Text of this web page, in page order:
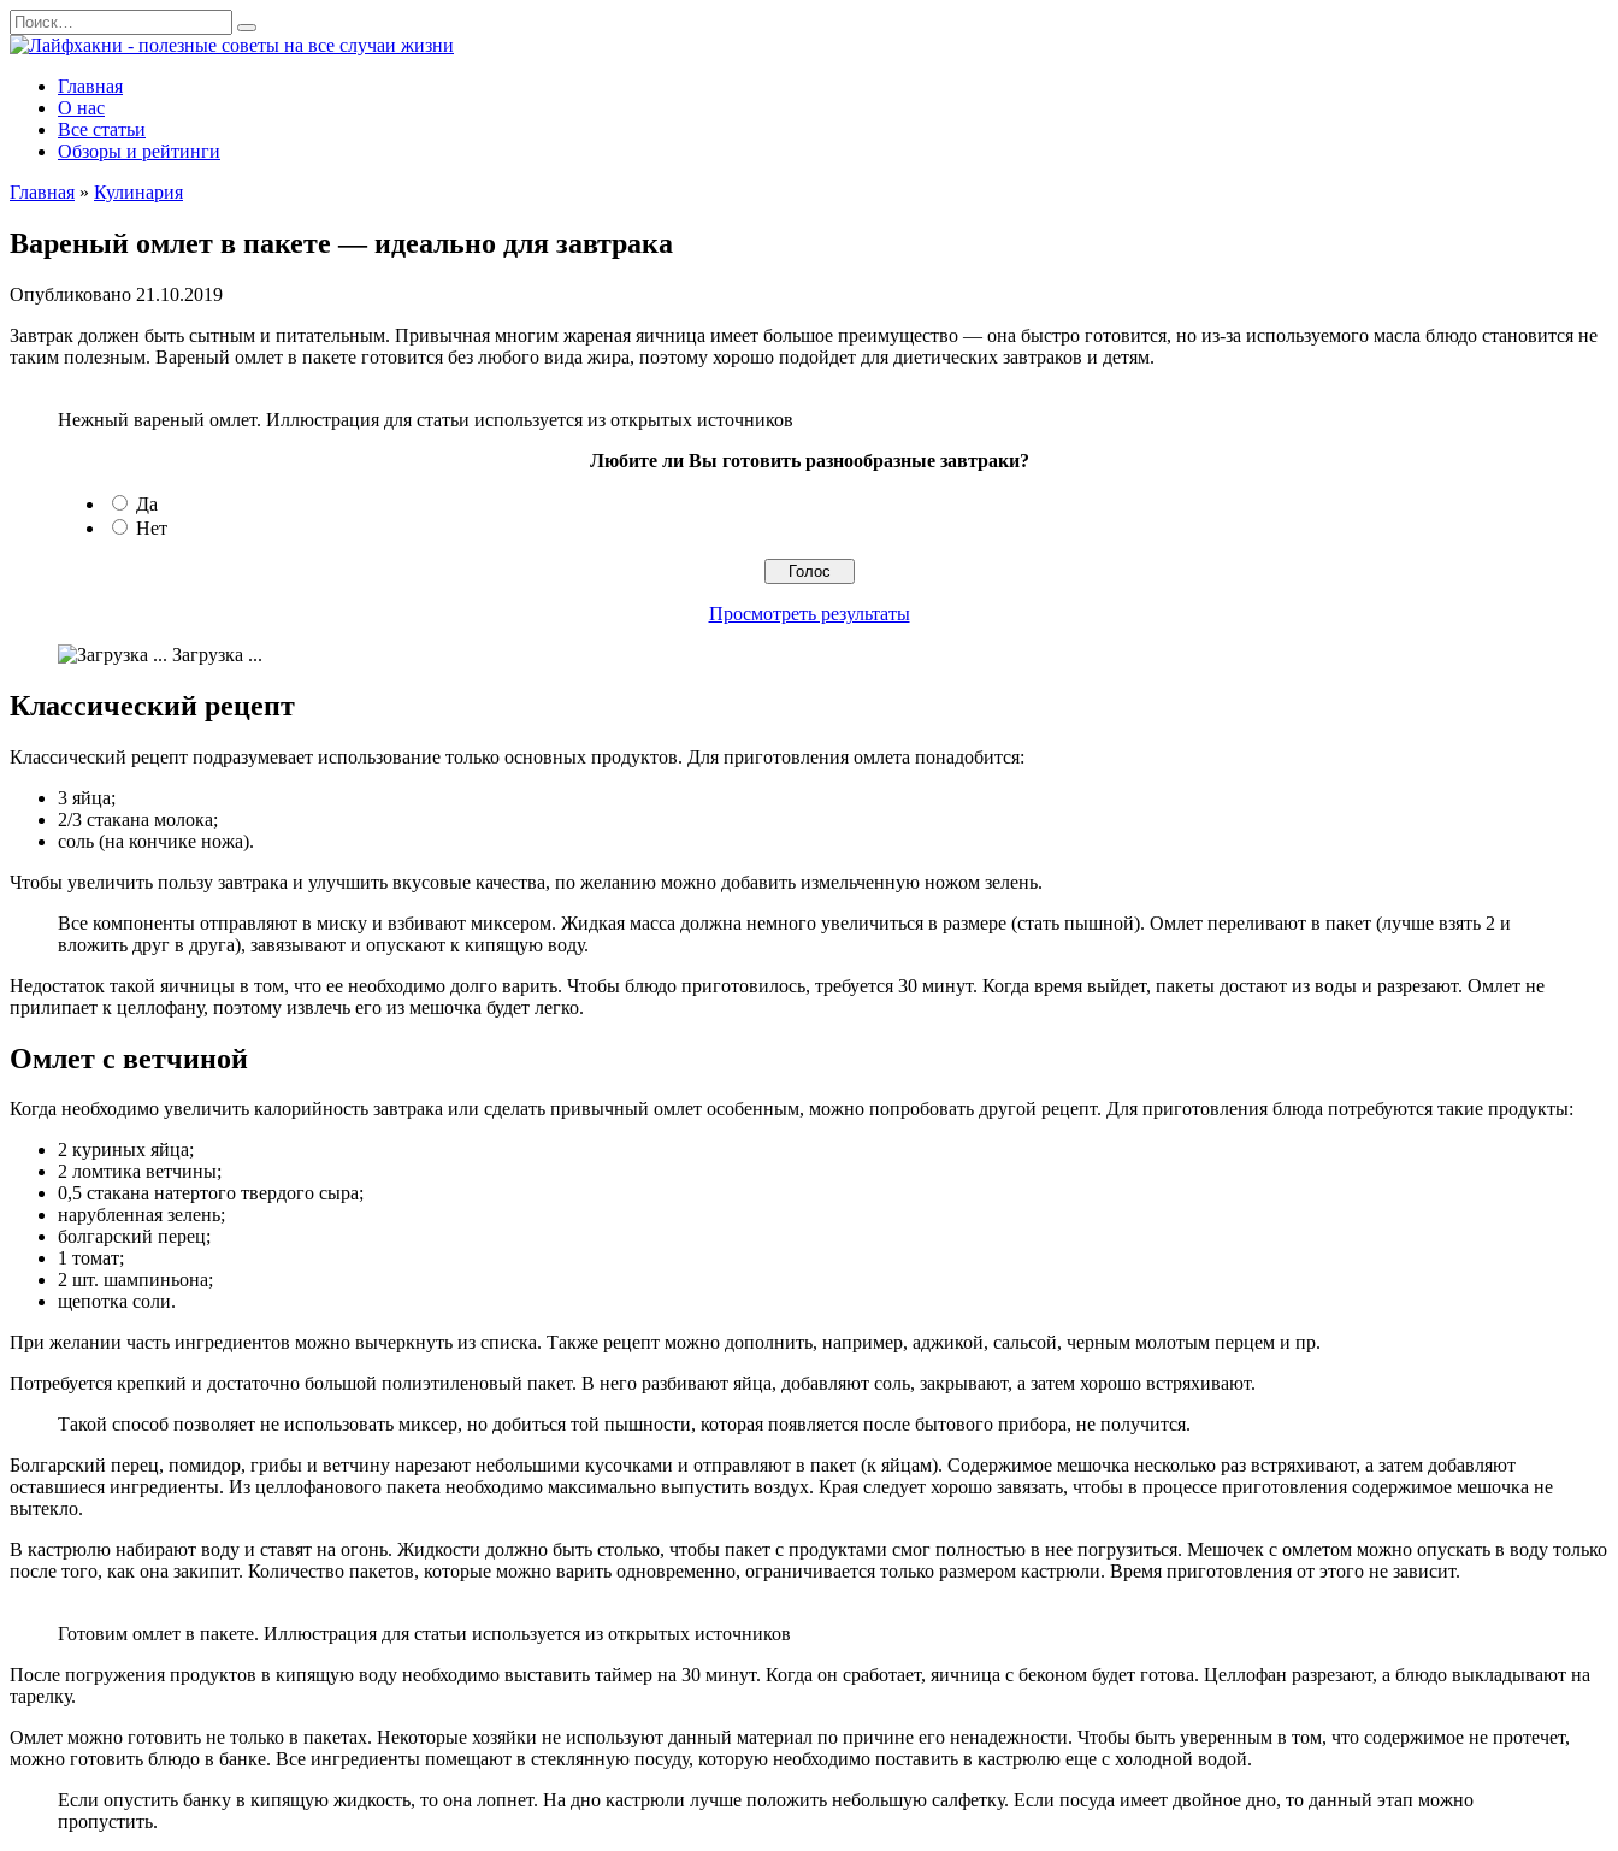
Перейти
к
содержанию
Search
for:
Главная
О нас
Все статьи
Обзоры и рейтинги
Главная » Кулинария
Вареный омлет в пакете — идеально для завтрака
Опубликовано 21.10.2019
Завтрак должен быть сытным и питательным. Привычная многим жареная яичница имеет большое преимущество — она быстро готовится, но из-за используемого масла блюдо становится не
таким полезным. Вареный омлет в пакете готовится без любого вида жира, поэтому хорошо подойдет для диетических завтраков и детям.
Нежный вареный омлет. Иллюстрация для статьи используется из открытых источников
Любите ли Вы готовить разнообразные завтраки?
Да
Нет
Просмотреть результаты
Загрузка ...
Классический рецепт
Классический рецепт подразумевает использование только основных продуктов. Для приготовления омлета понадобится:
3 яйца;
2/3 стакана молока;
соль (на кончике ножа).
Чтобы увеличить пользу завтрака и улучшить вкусовые качества, по желанию можно добавить измельченную ножом зелень.
Все компоненты отправляют в миску и взбивают миксером. Жидкая масса должна немного увеличиться в размере (стать пышной). Омлет переливают в пакет (лучше взять 2 и
вложить друг в друга), завязывают и опускают к кипящую воду.
Недостаток такой яичницы в том, что ее необходимо долго варить. Чтобы блюдо приготовилось, требуется 30 минут. Когда время выйдет, пакеты достают из воды и разрезают. Омлет не
прилипает к целлофану, поэтому извлечь его из мешочка будет легко.
Омлет с ветчиной
Когда необходимо увеличить калорийность завтрака или сделать привычный омлет особенным, можно попробовать другой рецепт. Для приготовления блюда потребуются такие продукты:
2 куриных яйца;
2 ломтика ветчины;
0,5 стакана натертого твердого сыра;
нарубленная зелень;
болгарский перец;
1 томат;
2 шт. шампиньона;
щепотка соли.
При желании часть ингредиентов можно вычеркнуть из списка. Также рецепт можно дополнить, например, аджикой, сальсой, черным молотым перцем и пр.
Потребуется крепкий и достаточно большой полиэтиленовый пакет. В него разбивают яйца, добавляют соль, закрывают, а затем хорошо встряхивают.
Такой способ позволяет не использовать миксер, но добиться той пышности, которая появляется после бытового прибора, не получится.
Болгарский перец, помидор, грибы и ветчину нарезают небольшими кусочками и отправляют в пакет (к яйцам). Содержимое мешочка несколько раз встряхивают, а затем добавляют
оставшиеся ингредиенты. Из целлофанового пакета необходимо максимально выпустить воздух. Края следует хорошо завязать, чтобы в процессе приготовления содержимое мешочка не
вытекло.
В кастрюлю набирают воду и ставят на огонь. Жидкости должно быть столько, чтобы пакет с продуктами смог полностью в нее погрузиться. Мешочек с омлетом можно опускать в воду только
после того, как она закипит. Количество пакетов, которые можно варить одновременно, ограничивается только размером кастрюли. Время приготовления от этого не зависит.
Готовим омлет в пакете. Иллюстрация для статьи используется из открытых источников
После погружения продуктов в кипящую воду необходимо выставить таймер на 30 минут. Когда он сработает, яичница с беконом будет готова. Целлофан разрезают, а блюдо выкладывают на
тарелку.
Омлет можно готовить не только в пакетах. Некоторые хозяйки не используют данный материал по причине его ненадежности. Чтобы быть уверенным в том, что содержимое не протечет,
можно готовить блюдо в банке. Все ингредиенты помещают в стеклянную посуду, которую необходимо поставить в кастрюлю еще с холодной водой.
Если опустить банку в кипящую жидкость, то она лопнет. На дно кастрюли лучше положить небольшую салфетку. Если посуда имеет двойное дно, то данный этап можно
пропустить.